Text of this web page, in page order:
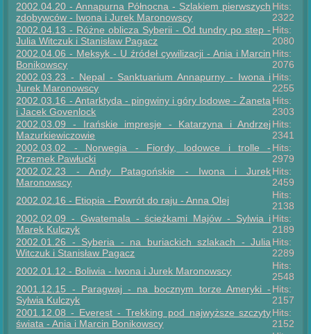
2002.04.20 - Annapurna Północna - Szlakiem pierwszych
zdobywców - Iwona i Jurek Maronowscy
Hits:
2322
2002.04.13 - Różne oblicza Syberii - Od tundry po step -
Julia Witczuk i Stanisław Pagacz
Hits:
2080
2002.04.06 - Meksyk - U źródeł cywilizacji - Ania i Marcin
Bonikowscy
Hits:
2076
2002.03.23 - Nepal - Sanktuarium Annapurny - Iwona i
Jurek Maronowscy
Hits:
2255
2002.03.16 - Antarktyda - pingwiny i góry lodowe - Żaneta
i Jacek Govenlock
Hits:
2303
2002.03.09 - Irańskie impresje - Katarzyna i Andrzej
Mazurkiewiczowie
Hits:
2341
2002.03.02 - Norwegia - Fiordy, lodowce i trolle -
Przemek Pawłucki
Hits:
2979
2002.02.23 - Andy Patagońskie - Iwona i Jurek
Maronowscy
Hits:
2459
2002.02.16 - Etiopia - Powrót do raju - Anna Olej
Hits:
2138
2002.02.09 - Gwatemala - ścieżkami Majów - Sylwia i
Marek Kulczyk
Hits:
2189
2002.01.26 - Syberia - na buriackich szlakach - Julia
Witczuk i Stanisław Pagacz
Hits:
2289
2002.01.12 - Boliwia - Iwona i Jurek Maronowscy
Hits:
2548
2001.12.15 - Paragwaj - na bocznym torze Ameryki -
Sylwia Kulczyk
Hits:
2157
2001.12.08 - Everest - Trekking pod najwyższe szczyty
świata - Ania i Marcin Bonikowscy
Hits:
2152